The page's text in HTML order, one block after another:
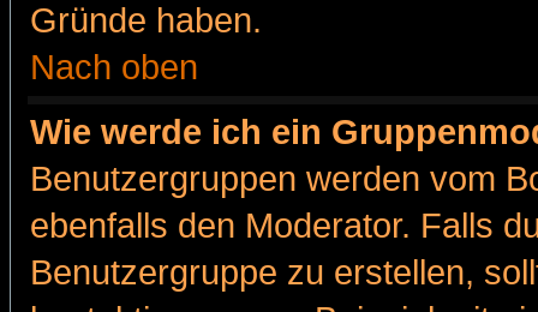
Gründe haben.
Nach oben
Wie werde ich ein
Benutzergruppen werden vom
ebenfalls den Moderator. Falls
Benutzergruppe zu erstellen,